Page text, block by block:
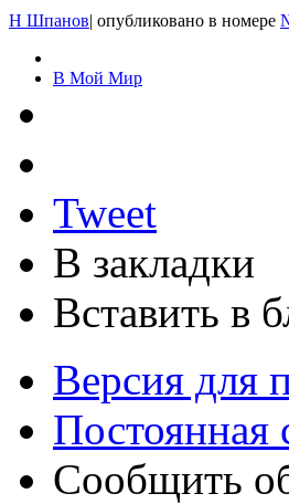
Н Шпанов| опубликовано в номере
В Мой Мир
Tweet
В закладки
Вставить в
Версия для
Постоянная
Сообщить